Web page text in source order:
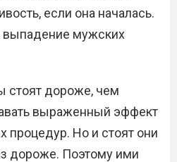
если она началась.
выпадение мужских
стоят дороже, чем
выраженный эффект
процедур. Но и стоят они
дороже. Поэтому ими